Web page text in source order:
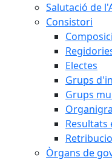
Salutació de
Consistori
Electes
Grups
Grups
Resultats
Òrgans de